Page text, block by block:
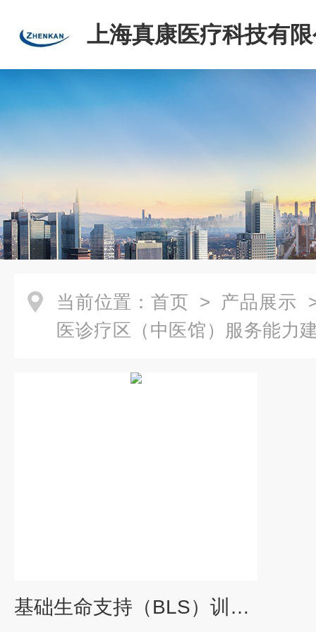
上海真康医疗科技有
当前位置： 首页 > 产品展示
医诊疗区（中医馆）服务能力
基础生命支持（BLS）训练系统